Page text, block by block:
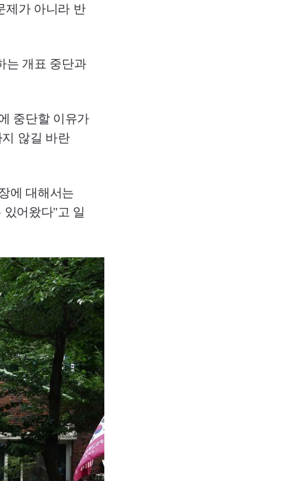
제가 아니라 반
는 개표 중단과
중단할 이유가
않길 바란
에 대해서는
어왔다"고 일